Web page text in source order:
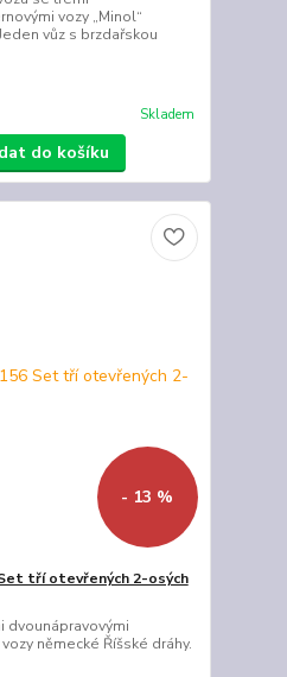
vozy „Minol“
vůz s brzdařskou
Skladem
do košíku
- 13 %
tří otevřených 2-osých
dvounápravovými
německé Říšské dráhy.